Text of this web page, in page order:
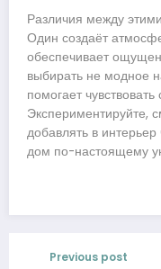
Различия между
Один создаёт
обеспечивает
выбирать не модное
помогает
Экспериментируйте,
добавлять в
дом по-настоящему
Previous post